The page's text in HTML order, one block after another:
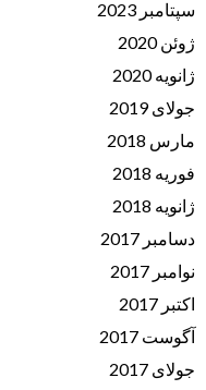
سپتامبر 2023
ژوئن 2020
ژانویه 2020
جولای 2019
مارس 2018
فوریه 2018
ژانویه 2018
دسامبر 2017
نوامبر 2017
اکتبر 2017
آگوست 2017
جولای 2017